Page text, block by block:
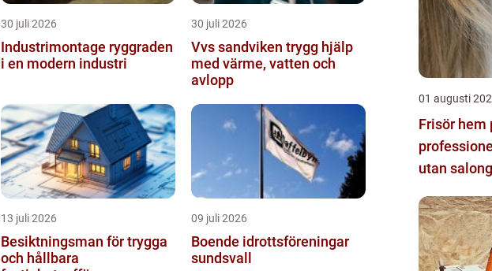
30 juli 2026
Industrimontage ryggraden
i en modern industri
30 juli 2026
Vvs sandviken trygg hjälp
med värme, vatten och
avlopp
13 juli 2026
Besiktningsman för trygga
och hållbara
09 juli 2026
Boende idrottsföreningar
sundsvall
01 augusti
Frisör hem
utan salong